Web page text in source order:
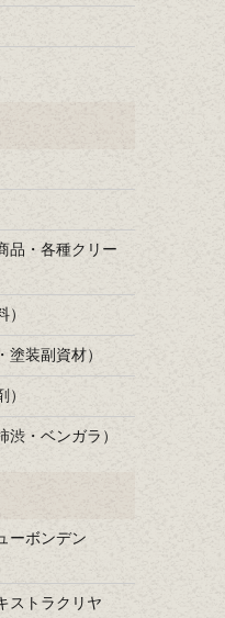
品・各種クリー
）
塗装副資材）
）
渋・ベンガラ）
ーボンデン
ストラクリヤ